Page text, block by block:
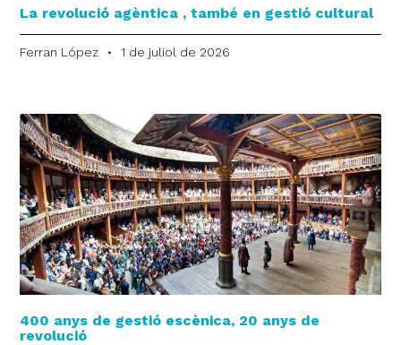
La revolució agèntica , també en gestió cultural
Ferran López 1 de juliol de 2026
400 anys de gestió escènica, 20 anys de
revolució